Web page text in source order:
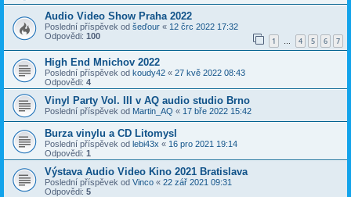
Audio Video Show Praha 2022
Poslední příspěvek od šeďour « 12 črc 2022 17:32
Odpovědi: 100 1 … 4 5 6 7
High End Mnichov 2022
Poslední příspěvek od koudy42 « 27 kvě 2022 08:43
Odpovědi: 4
Vinyl Party Vol. III v AQ audio studio Brno
Poslední příspěvek od Martin_AQ « 17 bře 2022 15:42
Burza vinylu a CD Litomysl
Poslední příspěvek od lebi43x « 16 pro 2021 19:14
Odpovědi: 1
Výstava Audio Video Kino 2021 Bratislava
Poslední příspěvek od Vinco « 22 zář 2021 09:31
Odpovědi: 5